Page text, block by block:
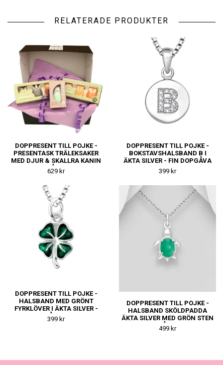
RELATERADE PRODUKTER
DOPPRESENT TILL POJKE -
PRESENTASK TRÄLEKSAKER
MED DJUR & SKALLRA KANIN
- FIN DOPGÅVA TILL KILLE
629 kr
DOPPRESENT TILL POJKE -
BOKSTAVSHALSBAND B I
ÄKTA SILVER - FIN DOPGÅVA
TILL KILLE
399 kr
DOPPRESENT TILL POJKE -
HALSBAND MED GRÖNT
FYRKLÖVER I ÄKTA SILVER -
FIN DOPGÅVA TILL KILLE
399 kr
DOPPRESENT TILL POJKE -
HALSBAND SKÖLDPADDA
ÄKTA SILVER MED GRÖN STEN
- FIN DOPGÅVA TILL KILLE
499 kr